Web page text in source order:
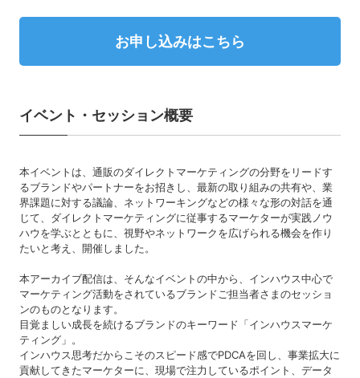
お申し込みはこちら
イベント・セッション概要
本イベントは、通販のダイレクトマーケティングの分野をリードす
るブランドやパートナーをお招きし、最新の取り組みの共有や、業
界課題に対する議論、ネットワーキングなどの様々な形の対話を通
じて、ダイレクトマーケティングに従事するマーケターが実践ノウ
ハウを学ぶとともに、視野やネットワークを広げられる機会を作り
たいと考え、開催しました。
本アーカイブ配信は、そんなイベントの中から、インハウス中心で
マーケティング活動をされているブランドご担当者さまのセッショ
ンのものとなります。
目覚ましい成長を続けるブランドのキーワード「インハウスマーケ
ティング」。
インハウス思考だからこそのスピード感でPDCAを回し、事業拡大に
貢献してきたマーケターに、現場で注力しているポイント、データ